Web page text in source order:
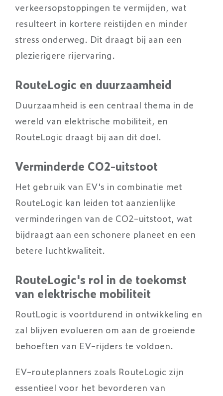
verkeersopstoppingen te vermijden, wat
resulteert in kortere reistijden en minder
stress onderweg. Dit draagt bij aan een
plezierigere rijervaring.
RouteLogic en duurzaamheid
Duurzaamheid is een centraal thema in de
wereld van elektrische mobiliteit, en
RouteLogic draagt bij aan dit doel.
Verminderde CO2-uitstoot
Het gebruik van EV's in combinatie met
RouteLogic kan leiden tot aanzienlijke
verminderingen van de CO2-uitstoot, wat
bijdraagt aan een schonere planeet en een
betere luchtkwaliteit.
RouteLogic's rol in de toekomst
van elektrische mobiliteit
RoutLogic is voortdurend in ontwikkeling en
zal blijven evolueren om aan de groeiende
behoeften van EV-rijders te voldoen.
EV-routeplanners zoals RouteLogic zijn
essentieel voor het bevorderen van